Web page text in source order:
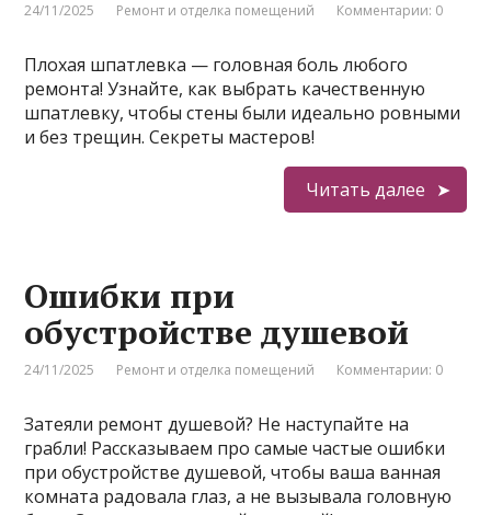
24/11/2025 Ремонт и отделка помещений Комментарии: 0
Плохая шпатлевка — головная боль любого
ремонта! Узнайте, как выбрать качественную
шпатлевку, чтобы стены были идеально ровными
и без трещин. Секреты мастеров!
Читать далее
Ошибки при
обустройстве душевой
24/11/2025 Ремонт и отделка помещений Комментарии: 0
Затеяли ремонт душевой? Не наступайте на
грабли! Рассказываем про самые частые ошибки
при обустройстве душевой, чтобы ваша ванная
комната радовала глаз, а не вызывала головную